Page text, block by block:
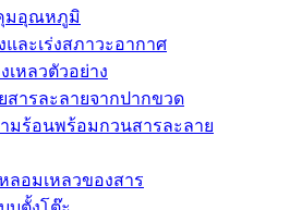
มอุณหภูมิ
และเร่งสภาวะอากาศ
เหลวตัวอย่าง
สารละลายจากปากขวด
มร้อนพร้อมกวนสารละลาย
ลอมเหลวของสาร